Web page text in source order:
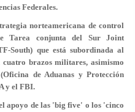
Federales.
norteamericana de control
Tarea conjunta del Sur Joint
South) que está subordinada al
brazos militares, asimismo
de Aduanas y Protección
y el FBI.
apoyo de las 'big five' o los 'cinco